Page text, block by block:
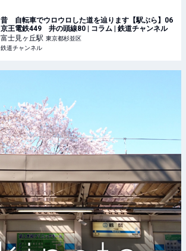
昔 自転車でウロウロした道を辿ります【駅ぶら】06
京王電鉄449 井の頭線80 | コラム | 鉄道チャンネル
富士見ヶ丘駅 東京都杉並区
鉄道チャンネル